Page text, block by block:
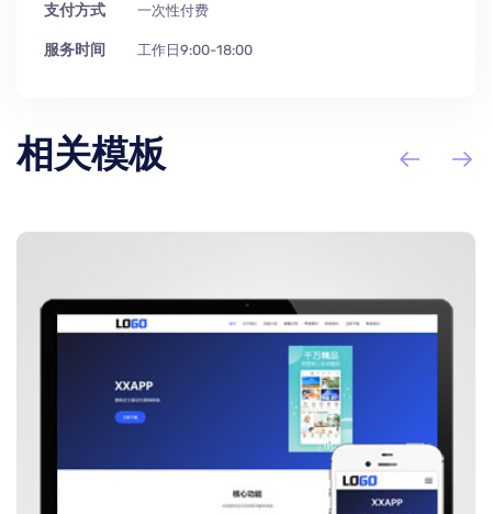
支付方式 一次性付费
服务时间 工作日9:00-18:00
相关模板